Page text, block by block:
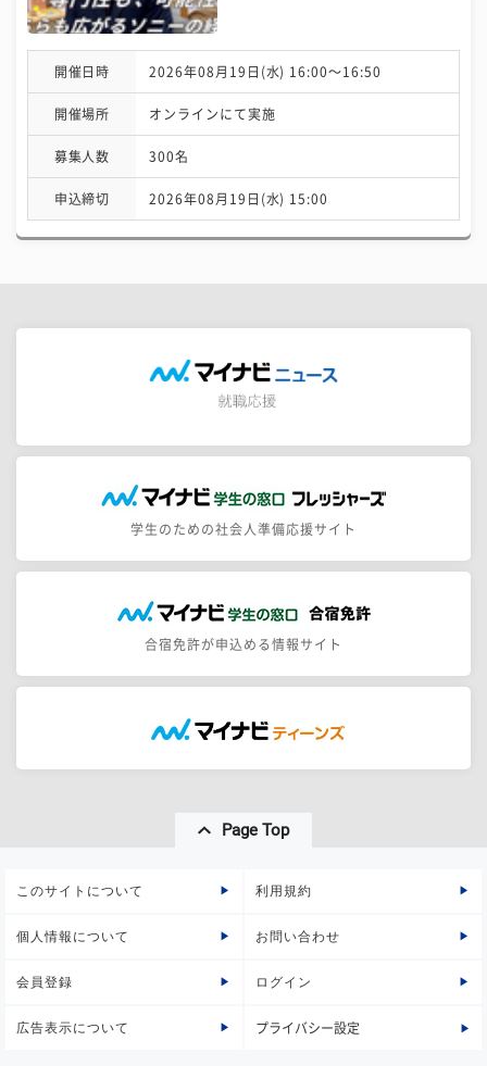
開催日時 2026年08月19日(水) 16:00〜16:50
開催場所 オンラインにて実施
募集人数 300名
申込締切 2026年08月19日(水) 15:00
学生のための社会人準備応援サイト
合宿免許が申込める情報サイト
Page Top
このサイトについて 利用規約
個人情報について お問い合わせ
会員登録 ログイン
広告表示について プライバシー設定